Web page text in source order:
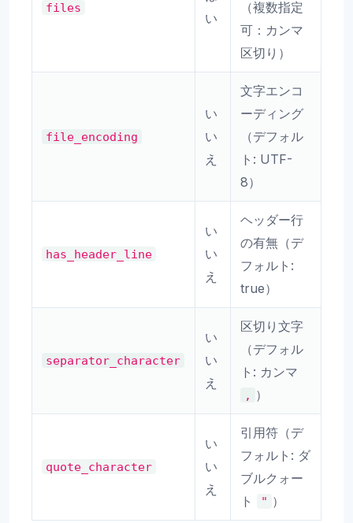
files
い
（複数指定
可：カンマ
区切り）
file_encoding
い
い
え
文字エンコ
ーディング
（デフォル
ト: UTF-
8）
has_header_line
い
い
え
ヘッダー行
の有無（デ
フォルト:
true）
separator_character
い
い
え
区切り文字
（デフォル
ト: カンマ
, ）
quote_character
い
い
え
引用符（デ
フォルト: ダ
ブルクォー
ト
" ）